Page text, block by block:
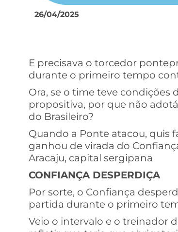
26/04/2025
E precisava o torcedor
durante o primeiro tempo
Ora, se o time teve condições
propositiva, por que não
do Brasileiro?
Quando a Ponte atacou, quis
ganhou de virada do
Aracaju, capital sergipana
CONFIANÇA DESPERDIÇA
Por sorte, o Confiança
partida durante o primeiro
Veio o intervalo e o treinador